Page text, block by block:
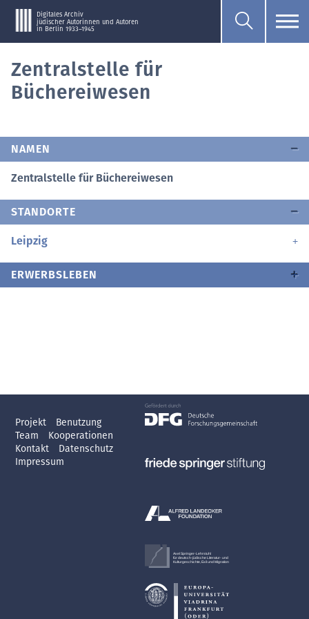
Digitales Archiv
jüdischer Autorinnen und Autoren
in Berlin 1933–1945
Zentralstelle für
Büchereiwesen
NAMEN
Zentralstelle für Büchereiwesen
STANDORTE
Leipzig
ERWERBSLEBEN
Projekt
Benutzung
Team
Kooperationen
Kontakt
Datenschutz
Impressum
Axel Springer-Lehrstuhl
für deutsch-jüdische Literatur- und
Kulturgeschichte, Exil und Migration